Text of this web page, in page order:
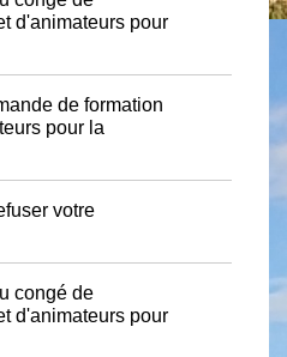
d'animateurs pour
de formation
pour la
votre
congé de
d'animateurs pour